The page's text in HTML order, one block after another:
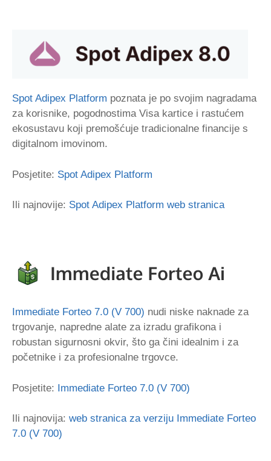
Spot Adipex Platform poznata je po svojim nagradama
za korisnike, pogodnostima Visa kartice i rastućem
ekosustavu koji premošćuje tradicionalne financije s
digitalnom imovinom.
Posjetite: Spot Adipex Platform
Ili najnovije: Spot Adipex Platform web stranica
Immediate Forteo 7.0 (V 700) nudi niske naknade za
trgovanje, napredne alate za izradu grafikona i
robustan sigurnosni okvir, što ga čini idealnim i za
početnike i za profesionalne trgovce.
Posjetite: Immediate Forteo 7.0 (V 700)
Ili najnovija: web stranica za verziju Immediate Forteo
7.0 (V 700)